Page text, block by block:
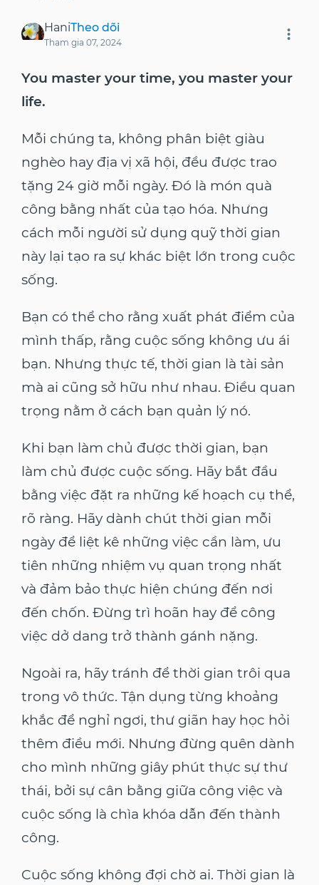
HaniTheo dõi
Tham gia 07, 2024
You master your time, you master your
life.
Mỗi chúng ta, không phân biệt giàu
nghèo hay địa vị xã hội, đều được trao
tặng 24 giờ mỗi ngày. Đó là món quà
công bằng nhất của tạo hóa. Nhưng
cách mỗi người sử dụng quỹ thời gian
này lại tạo ra sự khác biệt lớn trong cuộc
sống.
Bạn có thể cho rằng xuất phát điểm của
mình thấp, rằng cuộc sống không ưu ái
bạn. Nhưng thực tế, thời gian là tài sản
mà ai cũng sở hữu như nhau. Điều quan
trọng nằm ở cách bạn quản lý nó.
Khi bạn làm chủ được thời gian, bạn
làm chủ được cuộc sống. Hãy bắt đầu
bằng việc đặt ra những kế hoạch cụ thể,
rõ ràng. Hãy dành chút thời gian mỗi
ngày để liệt kê những việc cần làm, ưu
tiên những nhiệm vụ quan trọng nhất
và đảm bảo thực hiện chúng đến nơi
đến chốn. Đừng trì hoãn hay để công
việc dở dang trở thành gánh nặng.
Ngoài ra, hãy tránh để thời gian trôi qua
trong vô thức. Tận dụng từng khoảng
khắc để nghỉ ngơi, thư giãn hay học hỏi
thêm điều mới. Nhưng đừng quên dành
cho mình những giây phút thực sự thư
thái, bởi sự cân bằng giữa công việc và
cuộc sống là chìa khóa dẫn đến thành
công.
Cuộc sống không đợi chờ ai. Thời gian là